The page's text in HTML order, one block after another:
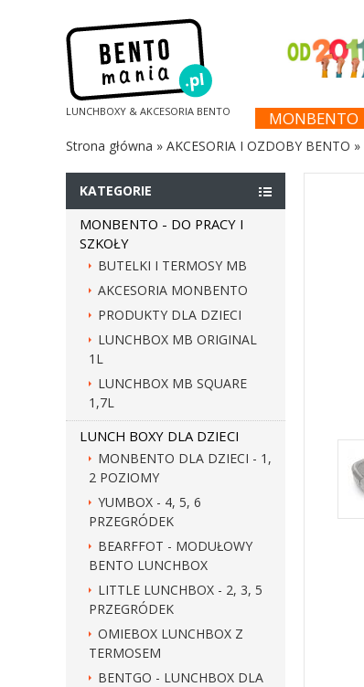
LUNCHBOXY & AKCESORIA BENTO MONBENTO
Strona główna » AKCESORIA I OZDOBY BENTO »
KATEGORIE
MONBENTO - DO PRACY I
SZKOŁY
BUTELKI I TERMOSY MB
AKCESORIA MONBENTO
PRODUKTY DLA DZIECI
LUNCHBOX MB ORIGINAL
1L
LUNCHBOX MB SQUARE
1,7L
LUNCH BOXY DLA DZIECI
MONBENTO DLA DZIECI - 1,
2 POZIOMY
YUMBOX - 4, 5, 6
PRZEGRÓDEK
BEARFFOT - MODUŁOWY
BENTO LUNCHBOX
LITTLE LUNCHBOX - 2, 3, 5
PRZEGRÓDEK
OMIEBOX LUNCHBOX Z
TERMOSEM
BENTGO - LUNCHBOX DLA